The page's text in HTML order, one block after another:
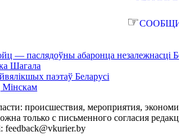
☞
— паслядоўны абаронца незалежнасці
Шагала
паэтаў Беларусі
Мінскам
происшествия, мероприятия,
только с письменного согласия